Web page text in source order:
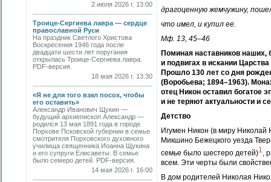
2 июля 2026 г. 13:00
Троице-Сергиева лавра — сердце
православной Руси
На праздник Светлого Христова
Воскресения 1946 года после
двадцати шести лет поругания
открылась Троице-Сергиева лавра.
PDF-версия.
18 мая 2026 г. 13:30
«Я не для того взял посох, чтобы
его оставить»
Александр Иванович Щукин —
будущий архиепископ Александр —
родился 13 мая 1891 года в городе
Порхове Псковской губернии в семье
смотрителя Порховского духовного
училища священника Иоанна Щукина
и его супруги Елисаветы. В семье
было семеро детей. PDF-версия.
14 мая 2026 г. 16:00
драгоценную жемчужину,
что имел, и купил ее.
Мф. 13, 45–46
Поминая наставников наших,
и подвигах в искании
Прошло 130 лет со дня
(Воробьева; 1894–1963).
отец Никон оставил богатое
и не теряют актуальности и
Детство
Игумен Никон (в миру Николай
Микшино Бежецкого уезда
семье было шестеро детей)1,
всем. Эти черты были
В дом родителей Николая